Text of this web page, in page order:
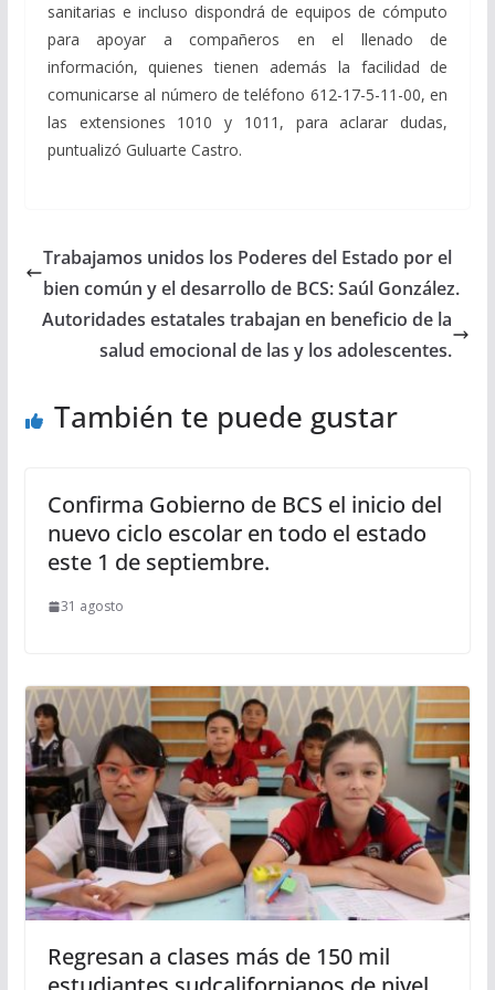
sanitarias e incluso dispondrá de equipos de cómputo
para apoyar a compañeros en el llenado de
información, quienes tienen además la facilidad de
comunicarse al número de teléfono 612-17-5-11-00, en
las extensiones 1010 y 1011, para aclarar dudas,
puntualizó Guluarte Castro.
Trabajamos unidos los Poderes del Estado por el
bien común y el desarrollo de BCS: Saúl González.
Autoridades estatales trabajan en beneficio de la
salud emocional de las y los adolescentes.
También te puede gustar
Confirma Gobierno de BCS el inicio del
nuevo ciclo escolar en todo el estado
este 1 de septiembre.
31 agosto
Regresan a clases más de 150 mil